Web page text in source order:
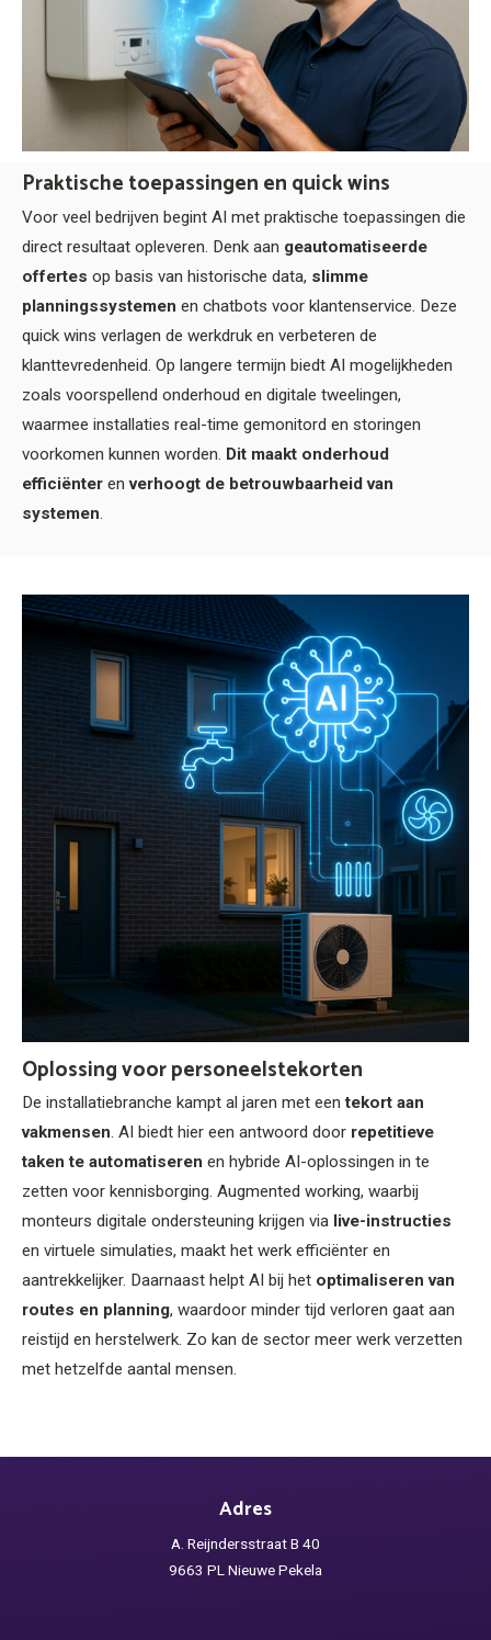
Praktische toepassingen en quick wins
Voor veel bedrijven begint AI met praktische toepassingen die
direct resultaat opleveren. Denk aan geautomatiseerde
offertes op basis van historische data, slimme
planningssystemen en chatbots voor klantenservice. Deze
quick wins verlagen de werkdruk en verbeteren de
klanttevredenheid. Op langere termijn biedt AI mogelijkheden
zoals voorspellend onderhoud en digitale tweelingen,
waarmee installaties real-time gemonitord en storingen
voorkomen kunnen worden. Dit maakt onderhoud
efficiënter enverhoogt de betrouwbaarheid van
systemen.
Oplossing voor personeelstekorten
De installatiebranche kampt al jaren met eentekort aan
vakmensen. AI biedt hier een antwoord door repetitieve
taken te automatiseren en hybride AI-oplossingen in te
zetten voor kennisborging. Augmented working, waarbij
monteurs digitale ondersteuning krijgen via live-instructies
en virtuele simulaties, maakt het werk efficiënter en
aantrekkelijker. Daarnaast helpt AI bij het optimaliseren van
routes en planning, waardoor minder tijd verloren gaat aan
reistijd en herstelwerk. Zo kan de sector meer werk verzetten
met hetzelfde aantal mensen.
Adres
A. Reijndersstraat B 40
9663 PL Nieuwe Pekela